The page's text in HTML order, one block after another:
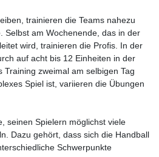
trainieren die Teams nahezu
Selbst am Wochenende, das in der
wird, trainieren die Profis. In der
auf acht bis 12 Einheiten in der
Training zweimal am selbigen Tag
Spiel ist, variieren die Übungen
seinen Spielern möglichst viele
Dazu gehört, dass sich die Handball
Schwerpunkte